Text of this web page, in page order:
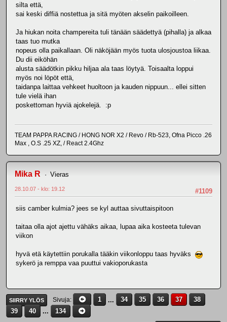
silta että,
sai keski diffiä nostettua ja sitä myöten akselin paikoilleen.
Ja hiukan noita champereita tuli tänään säädettyä (pihalla) ja alkaa
taas tuo mutka
nopeus olla paikallaan. Oli näköjään myös tuota ulosjoustoa liikaa.
Du dii eiköhän
alusta säädötkin pikku hiljaa ala taas löytyä. Toisaalta loppui
myös noi löpöt että,
taidanpa laittaa vehkeet huoltoon ja kauden nippuun... ellei sitten
tule vielä ihan
poskettoman hyviä ajokelejä. :p
TEAM PAPPA RACING / HONG NOR X2 / Revo / Rb-523, Ofna Picco .26
Max , O.S .25 XZ, / React 2.4Ghz
Mika R Vieras
#1109
28.10.07 - klo: 19.12
siis camber kulmia? jees se kyl auttaa sivuttaispitoon
taitaa olla ajot ajettu vähäks aikaa, lupaa aika kosteeta tulevan
viikon
hyvä etä käytettiin porukalla tääkin viikonloppu taas hyväks
sykerö ja remppa vaa puuttui vakioporukasta
SIIRRY YLÖS Sivuja 1 ... 34 35 36 37
38
39
40 ... 134